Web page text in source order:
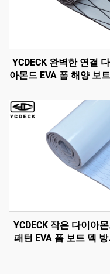
YCDECK 완벽한 연결
아몬드 EVA 폼 해양 보트
모터 보트 요트 헬름 패
RV 바닥용
YCDECK 작은 다이아
패턴 EVA 폼 보트 덱 방